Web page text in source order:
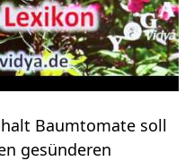
Baumtomate soll
gesünderen